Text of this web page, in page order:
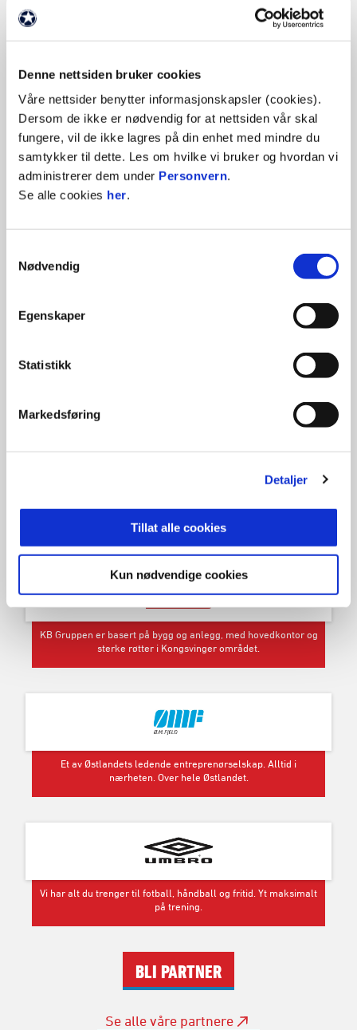
Denne nettsiden bruker cookies
Våre nettsider benytter informasjonskapsler (cookies).
Dersom de ikke er nødvendig for at nettsiden vår skal
fungere, vil de ikke lagres på din enhet med mindre du
samtykker til dette. Les om hvilke vi bruker og hvordan vi
administrerer dem under Personvern.
Se alle cookies her.
Nødvendig
Egenskaper
Statistikk
Markedsføring
Detaljer
Tillat alle cookies
Kun nødvendige cookies
HOVEDPARTNER
Vi er en aktiv medspiller i ditt liv
Vårt fokus er å levere kvalitet til riktig pris og rett tid.
KB Gruppen er basert på bygg og anlegg, med hovedkontor og
sterke røtter i Kongsvinger området.
Et av Østlandets ledende entreprenørselskap. Alltid i
nærheten. Over hele Østlandet.
Vi har alt du trenger til fotball, håndball og fritid. Yt maksimalt
på trening.
BLI PARTNER
Se alle våre partnere